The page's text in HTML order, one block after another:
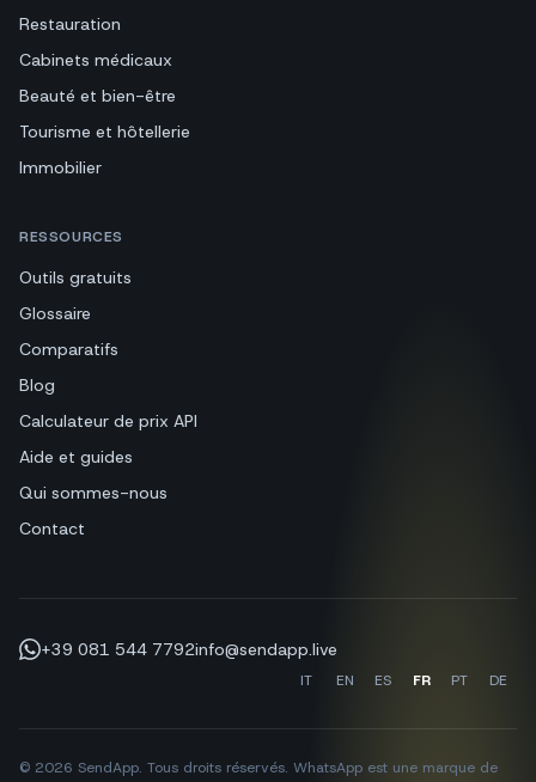
Restauration
Cabinets médicaux
Beauté et bien-être
Tourisme et hôtellerie
Immobilier
RESSOURCES
Outils gratuits
Glossaire
Comparatifs
Blog
Calculateur de prix API
Aide et guides
Qui sommes-nous
Contact
+39 081 544 7792info@sendapp.live
IT EN ES FR PT DE
© 2026 SendApp. Tous droits réservés. WhatsApp est une marque de